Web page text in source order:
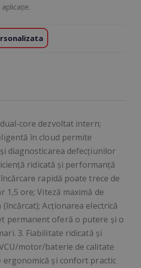
core dezvoltat intern;
în cloud permite
diagnosticarea defecțiunilor
ridicată și performanță
rapidă poate trece de
1,5 ore; Viteză maximă de
(încărcat); Acționarea electrică
permanent oferă o putere și o
3. Fiabilitate ridicată și
motor/baterie de calitate
ergonomică și confort practic